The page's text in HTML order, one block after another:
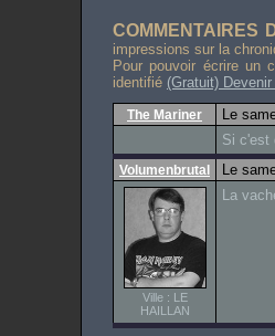
COMMENTAIRES
impressions sur la
Pour pouvoir écrire un
identifié (Gratuit)
The Mariner
Le
Si c'est
Volumenbrutal Le
Ville : LE
HAILLAN
La